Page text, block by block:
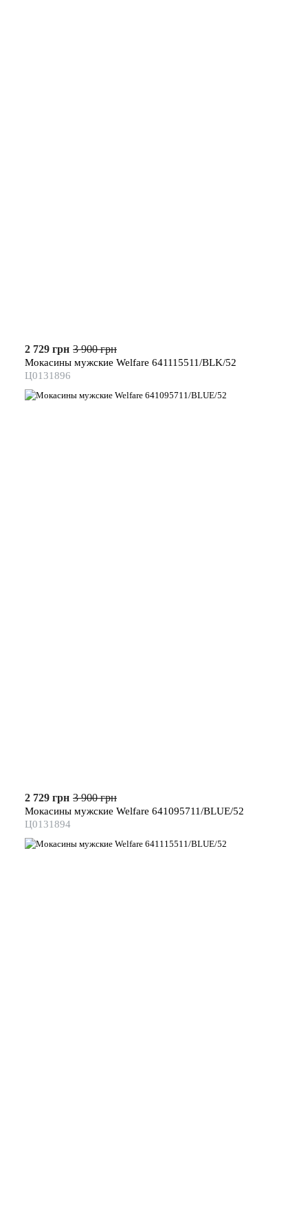
2 729 грн 3 900 грн
Мокасины мужские Welfare 641115511/BLK/52
Ц0131896
2 729 грн 3 900 грн
Мокасины мужские Welfare 641095711/BLUE/52
Ц0131894